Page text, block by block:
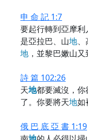
申 命 記 1:7
要起行轉到亞摩利
是亞拉巴、山地
地 ，並黎巴嫩山又
詩 篇 102:26
天地都要滅沒，
了。你要將天地如
俄 巴 底 亞 書 1:19